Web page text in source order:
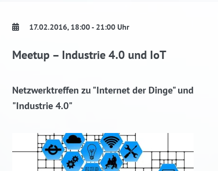
17.02.2016, 18:00 - 21:00 Uhr
Meetup – Industrie 4.0 und IoT
Netzwerktreffen zu "Internet der Dinge" und
"Industrie 4.0"